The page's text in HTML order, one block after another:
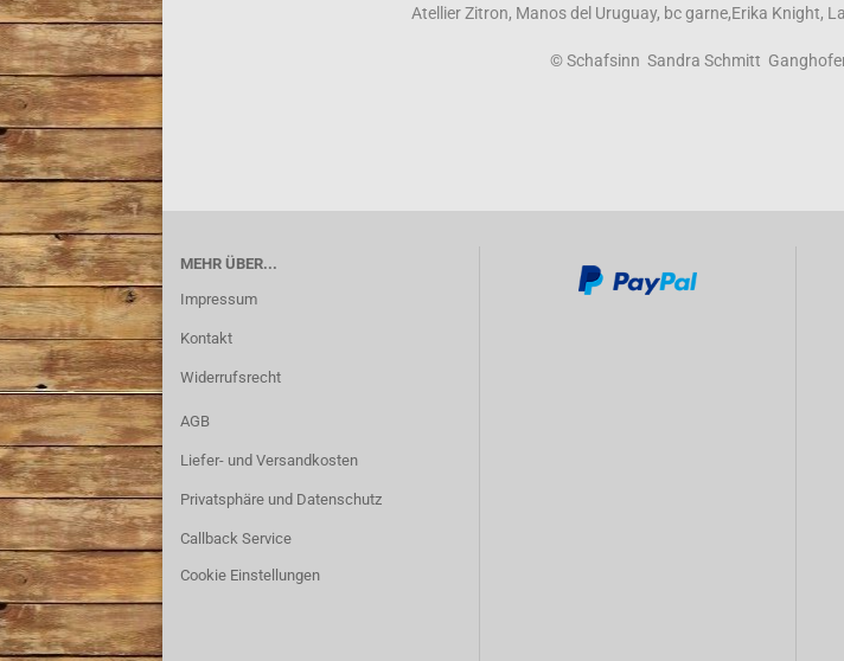
Atellier Zitron, Manos del Uruguay, bc garne,Erika Knight,
© Schafsinn Sandra Schmitt
MEHR ÜBER...
Impressum
Kontakt
Widerrufsrecht
AGB
Liefer- und Versandkosten
Privatsphäre und Datenschutz
Callback Service
Cookie Einstellungen